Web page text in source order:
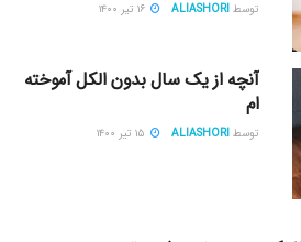
توسط ALIASHORI ۱۶ تیر ۱۴۰۰
آنچه از یک سال بدون الکل آموخته
ام
توسط ALIASHORI